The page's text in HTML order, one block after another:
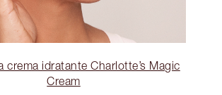
crema idratante Charlotte’s Magic
Cream